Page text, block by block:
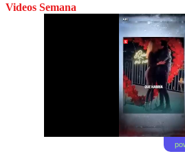
Videos Semana